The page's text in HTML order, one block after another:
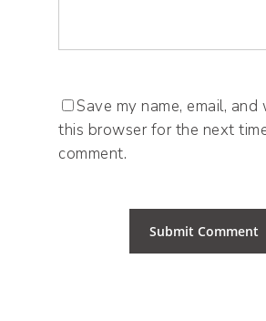
Save my name, email, and
this browser for the next
comment.